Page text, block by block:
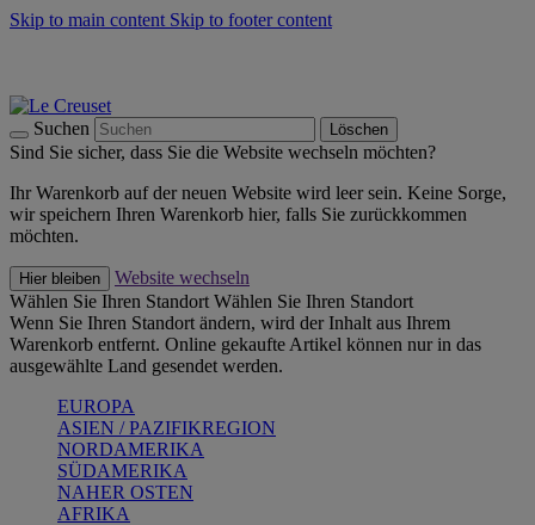
Skip to main content Skip to footer content
Suchen Löschen
Sind Sie sicher, dass Sie die Website wechseln möchten?
Ihr Warenkorb auf der neuen Website wird leer sein. Keine Sorge,
wir speichern Ihren Warenkorb hier, falls Sie zurückkommen
möchten.
Hier bleiben
Website wechseln
Wählen Sie Ihren Standort Wählen Sie Ihren Standort
Wenn Sie Ihren Standort ändern, wird der Inhalt aus Ihrem
Warenkorb entfernt. Online gekaufte Artikel können nur in das
ausgewählte Land gesendet werden.
EUROPA
ASIEN / PAZIFIKREGION
NORDAMERIKA
SÜDAMERIKA
NAHER OSTEN
AFRIKA